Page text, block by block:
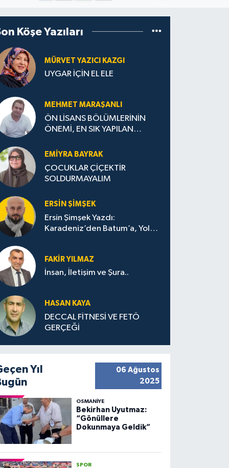
Köşe Yazıları
MÜRVET YAZICI KAZGI
UYGAR İÇİN EL ELE
MEHMET MARAŞANLI
ÖN LİSANS BÖLÜMLERİNİN
ÖNEMİ, EN SIK YAPILAN
STRATEJİLERİ
EMIYRA BAYRAK
ÇOCUKLAR ÇİÇEKTİR
SOLDURMAYALIM
ERSIN ŞIMŞEK
Ersin Şimşek Yazdı:
Karadeniz’den Batum’a, Yolun
FAKIR YILMAZ
İnsan, İletişim ve Şura..
HASAN KAYA
DECCAL FİTNESİ VE FETÖ
GERÇEĞİ
Yıl
06 Ağustos
2025
OSMANIYE
Bekirhan Uyutmaz:
“Gönüllere
Dokunmaya Geldik”
SPOR